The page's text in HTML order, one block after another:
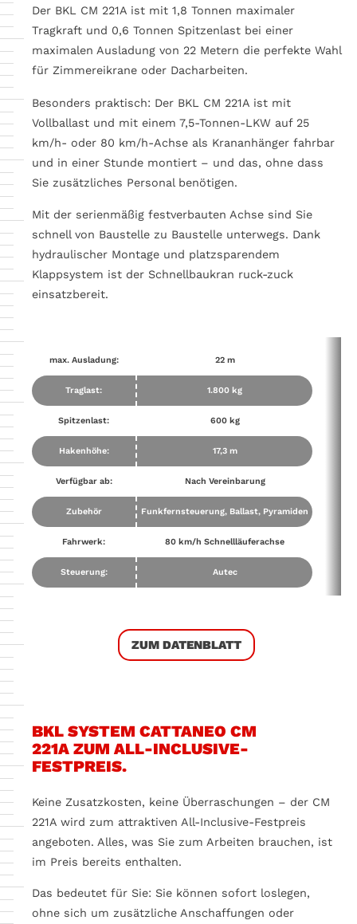
Der BKL CM 221A ist mit 1,8 Tonnen maximaler
Tragkraft und 0,6 Tonnen Spitzenlast bei einer
maximalen Ausladung von 22 Metern die perfekte Wahl
für Zimmereikrane oder Dacharbeiten.
Besonders praktisch: Der BKL CM 221A ist mit
Vollballast und mit einem 7,5-Tonnen-LKW auf 25
km/h- oder 80 km/h-Achse als Krananhänger fahrbar
und in einer Stunde montiert – und das, ohne dass
Sie zusätzliches Personal benötigen.
Mit der serienmäßig festverbauten Achse sind Sie
schnell von Baustelle zu Baustelle unterwegs. Dank
hydraulischer Montage und platzsparendem
Klappsystem ist der Schnellbaukran ruck-zuck
einsatzbereit.
max. Ausladung: 22 m
Traglast: 1.800 kg
Spitzenlast: 600 kg
Hakenhöhe: 17,3 m
Verfügbar ab: Nach Vereinbarung
Zubehör Funkfernsteuerung, Ballast, Pyramiden
Fahrwerk: 80 km/h Schnellläuferachse
Steuerung: Autec
ZUM DATENBLATT
BKL SYSTEM CATTANEO CM
221A ZUM ALL-INCLUSIVE-
FESTPREIS.
Keine Zusatzkosten, keine Überraschungen – der CM
221A wird zum attraktiven All-Inclusive-Festpreis
angeboten. Alles, was Sie zum Arbeiten brauchen, ist
im Preis bereits enthalten.
Das bedeutet für Sie: Sie können sofort loslegen,
ohne sich um zusätzliche Anschaffungen oder